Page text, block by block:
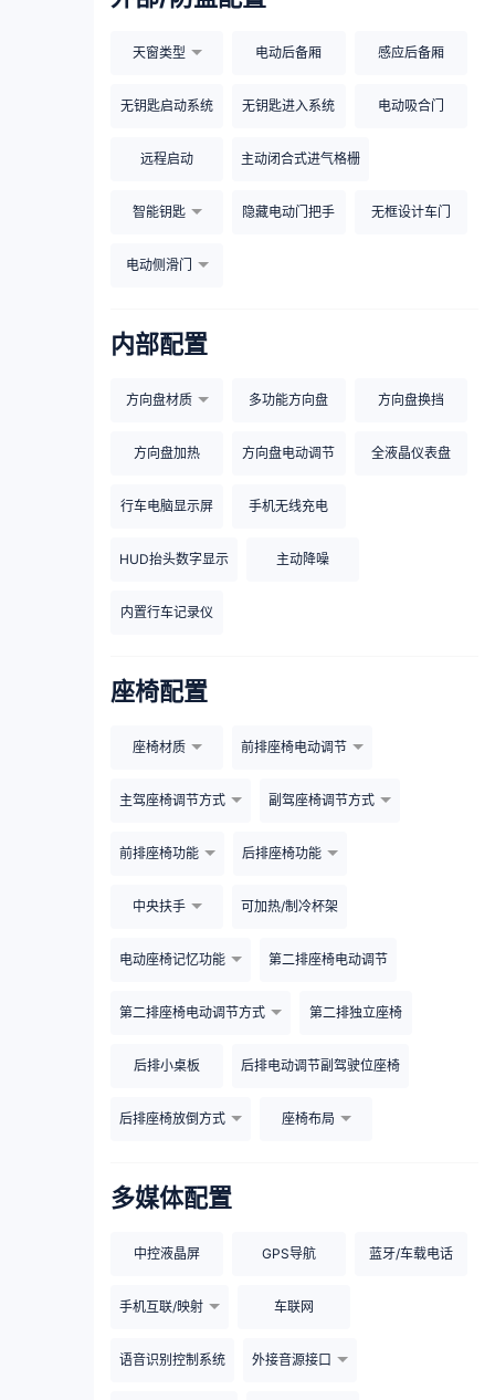
天窗类型 电动后备厢 感应后备厢
无钥匙启动系统 无钥匙进入系统 电动吸合门
远程启动 主动闭合式进气格栅
智能钥匙 隐藏电动门把手 无框设计车门
电动侧滑门
内部配置
方向盘材质 多功能方向盘 方向盘换挡
方向盘加热 方向盘电动调节 全液晶仪表盘
行车电脑显示屏 手机无线充电
HUD抬头数字显示 主动降噪
内置行车记录仪
座椅配置
座椅材质 前排座椅电动调节
主驾座椅调节方式 副驾座椅调节方式
前排座椅功能 后排座椅功能
中央扶手 可加热/制冷杯架
电动座椅记忆功能 第二排座椅电动调节
第二排座椅电动调节方式 第二排独立座椅
后排小桌板 后排电动调节副驾驶位座椅
后排座椅放倒方式 座椅布局
多媒体配置
中控液晶屏 GPS导航 蓝牙/车载电话
手机互联/映射 车联网
语音识别控制系统 外接音源接口